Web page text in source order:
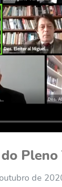
de